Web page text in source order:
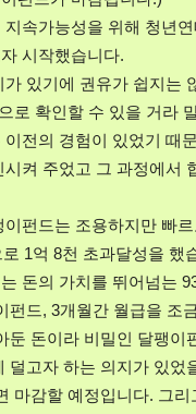
속가능성을 위해 청년
시작했습니다.
있기에 권유가 쉽지는
로 확인할 수 있을 거라
전의 경험이 있었기 때
켜 주었고 그 과정에서
펀드는 조용하지만 빠
1억 8천 초과달성을
돈의 가치를 뛰어넘는
펀드, 3개월간 월급을
둔 돈이라 비밀인 달팽
덜고자 하는 의지가 있었
마감할 예정입니다. 그